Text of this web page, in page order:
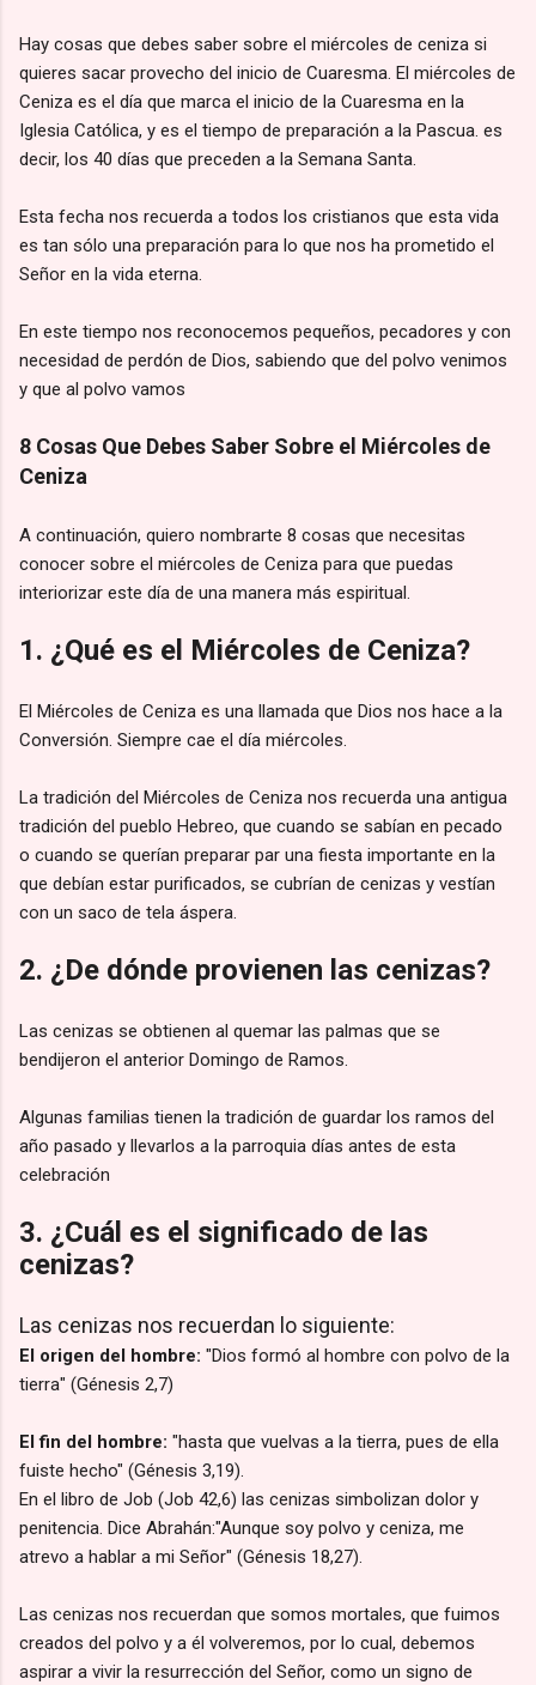
Hay cosas que debes saber sobre el miércoles de ceniza si
quieres sacar provecho del inicio de Cuaresma. El miércoles de
Ceniza es el día que marca el inicio de la Cuaresma en la
Iglesia Católica, y es el tiempo de preparación a la Pascua. es
decir, los 40 días que preceden a la Semana Santa.
Esta fecha nos recuerda a todos los cristianos que esta vida
es tan sólo una preparación para lo que nos ha prometido el
Señor en la vida eterna.
En este tiempo nos reconocemos pequeños, pecadores y con
necesidad de perdón de Dios, sabiendo que del polvo venimos
y que al polvo vamos
8 Cosas Que Debes Saber Sobre el Miércoles de
Ceniza
A continuación, quiero nombrarte 8 cosas que necesitas
conocer sobre el miércoles de Ceniza para que puedas
interiorizar este día de una manera más espiritual.
1. ¿Qué es el Miércoles de Ceniza?
El Miércoles de Ceniza es una llamada que Dios nos hace a la
Conversión. Siempre cae el día miércoles.
La tradición del Miércoles de Ceniza nos recuerda una antigua
tradición del pueblo Hebreo, que cuando se sabían en pecado
o cuando se querían preparar par una fiesta importante en la
que debían estar purificados, se cubrían de cenizas y vestían
con un saco de tela áspera.
2. ¿De dónde provienen las cenizas?
Las cenizas se obtienen al quemar las palmas que se
bendijeron el anterior Domingo de Ramos.
Algunas familias tienen la tradición de guardar los ramos del
año pasado y llevarlos a la parroquia días antes de esta
celebración
3. ¿Cuál es el significado de las
cenizas?
Las cenizas nos recuerdan lo siguiente:
El origen del hombre: "Dios formó al hombre con polvo de la
tierra" (Génesis 2,7)
El fin del hombre: "hasta que vuelvas a la tierra, pues de ella
fuiste hecho" (Génesis 3,19).
En el libro de Job (Job 42,6) las cenizas simbolizan dolor y
penitencia. Dice Abrahán:"Aunque soy polvo y ceniza, me
atrevo a hablar a mi Señor" (Génesis 18,27).
Las cenizas nos recuerdan que somos mortales, que fuimos
creados del polvo y a él volveremos, por lo cual, debemos
aspirar a vivir la resurrección del Señor, como un signo de